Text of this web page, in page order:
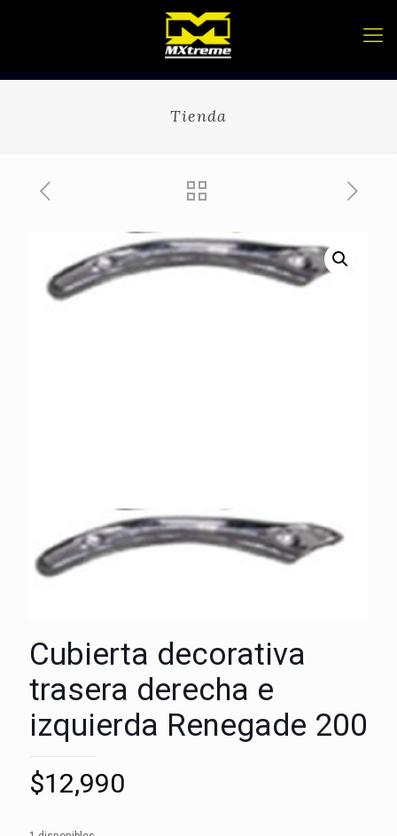
Tienda
Cubierta decorativa
trasera derecha e
izquierda Renegade 200
$12,990